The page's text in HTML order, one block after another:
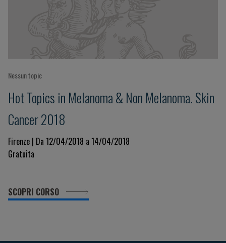
Nessun topic
Hot Topics in Melanoma & Non Melanoma. Skin
Cancer 2018
Firenze | Da 12/04/2018 a 14/04/2018
Gratuita
SCOPRI CORSO